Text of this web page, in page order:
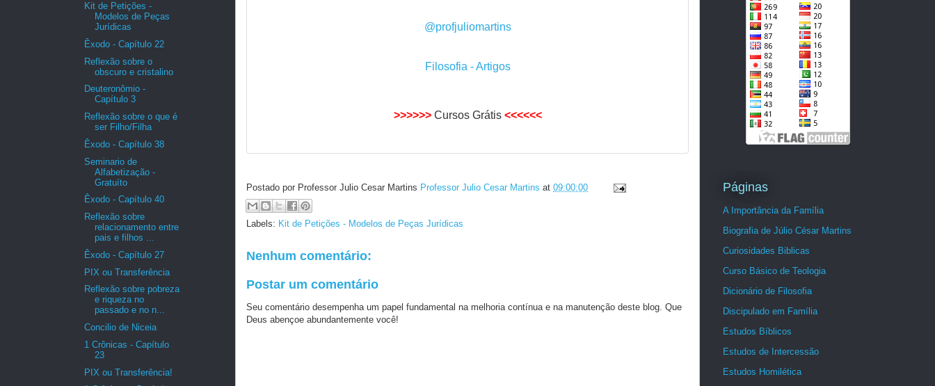
@profjuliomartins
Filosofia - Artigos
>>>>>> Cursos Grátis <<<<<<
Postado por Professor Julio Cesar Martins Professor Julio Cesar Martins at 09:00:00
Labels: Kit de Petições - Modelos de Peças Jurídicas
Nenhum comentário:
Postar um comentário
Seu comentário desempenha um papel fundamental na melhoria contínua e na manutenção deste blog. Que
Deus abençoe abundantemente você!
Kit de Petições -
Modelos de Peças
Jurídicas
Êxodo - Capítulo 22
Reflexão sobre o
obscuro e cristalino
Deuteronômio -
Capítulo 3
Reflexão sobre o que é
ser Filho/Filha
Êxodo - Capítulo 38
Seminario de
Alfabetização -
Gratuíto
Êxodo - Capítulo 40
Reflexão sobre
relacionamento entre
pais e filhos ...
Êxodo - Capítulo 27
PIX ou Transferência
Reflexão sobre pobreza
e riqueza no
passado e no n...
Concilio de Niceia
1 Crônicas - Capítulo
23
PIX ou Transferência!
Páginas
A Importância da Família
Biografia de Júlio César Martins
Curiosidades Biblicas
Curso Básico de Teologia
Dicionário de Filosofia
Discipulado em Família
Estudos Bíblicos
Estudos de Intercessão
Estudos Homilética